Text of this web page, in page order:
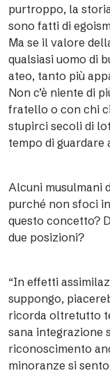
purtroppo, la
sono fatti di
Ma se il valore
qualsiasi uomo di
ateo, tanto più
Non c’è niente di
fratello o con chi
stupirci secoli di
tempo di guardare
Alcuni musulmani
purché non sfoci in
questo concetto?
due posizioni?
“In effetti
suppongo,
ricorda oltretutto
sana integrazione
riconoscimento
minoranze si